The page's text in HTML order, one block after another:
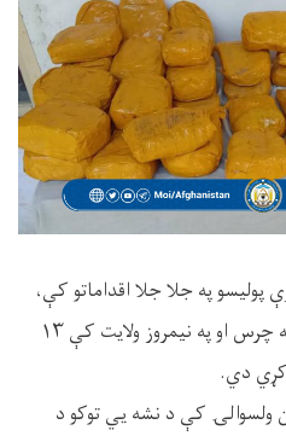
پولیسو په جلا جلا اقداماتو کې،
په لغمان ولایت کې ۵۶ کیلوګرامه چرس او په نیمروز ولایت کې ۱۳
دي.
ولسوالۍ کې د نشه يي توکو د